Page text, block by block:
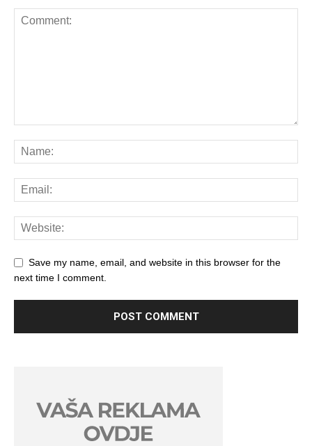
Save my name, email, and website in this browser for the
next time I comment.